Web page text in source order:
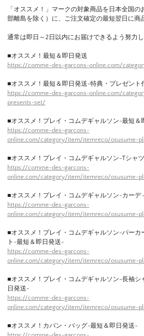
「オススメ！」マークの対象商品を日本全国
部離島を除く）に、ご注文確定の最短翌日に商
通常は即日～2日以内にお届けできるよう努力し
■オススメ！最短＆即日発送
https://comme-des-garcons-online.com/
■オススメ！最短＆即日発送-特典・プレゼント
https://comme-des-garcons-online.com/
presents-set/
■オススメ！プレイ・コムデギャルソン-最短＆
https://comme-des-garcons-
online.com/category/item/itemreco/osusume-
■オススメ！プレイ・コムデギャルソン-Tシャ
https://comme-des-garcons-
online.com/category/item/itemreco/osusume-
■オススメ！プレイ・コムデギャルソン-カーデ
https://comme-des-garcons-
online.com/category/item/itemreco/osusume-
■オススメ！プレイ・コムデギャルソン-パーカ
ト-最短＆即日発送-
https://comme-des-garcons-
online.com/category/item/itemreco/osusume-
■オススメ！プレイ・コムデギャルソン-長袖シ
日発送-
https://comme-des-garcons-
online.com/category/item/itemreco/osusume-
■オススメ！カバン・バッグ-最短＆即日発送-